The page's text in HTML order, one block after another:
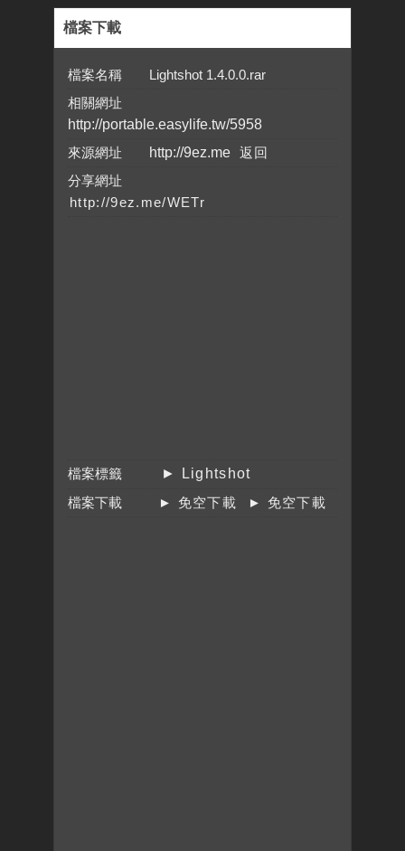
檔案下載
檔案名稱 Lightshot 1.4.0.0.rar
相關網址
http://portable.easylife.tw/5958
來源網址
http://9ez.me
分享網址
檔案標籤
► Lightshot
檔案下載